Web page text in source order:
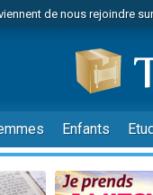
de nous rejoindre
donner son Maasser
viennent de faire un don
viennent de faire un don
viennent de demander une
de nous rejoindre
Enfants